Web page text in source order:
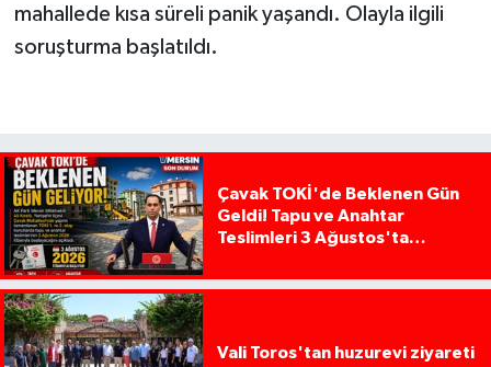
mahallede kısa süreli panik yaşandı. Olayla ilgili
soruşturma başlatıldı.
Çavak TOKİ'de Beklenen Gün
Geldi! Tapu ve Anahtar
Teslimleri 3 Ağustos'ta
Vali Toros'tan huzurevi ziyareti